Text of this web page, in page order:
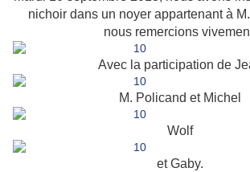
nichoir dans un noyer appartenant à
nous remercions
Avec la participation de
M. Policand et Michel
Wolf
et Gaby.